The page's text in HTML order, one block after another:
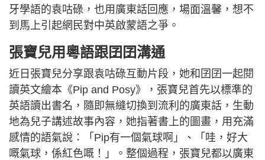
牙學語的袁咕碌，也用廣東話回應，場面溫馨，想不
到馬上引起網民對中英啟蒙語之爭。
張寶兒用粵語跟囝囝溝通
近日張寶兒分享跟袁咕碌互動片段，她和囝囝一起閱
讀英文繪本《Pip and Posy》，張寶兒首先以標準的
英語讀出書名，隨即無縫切換到流利的廣東話，生動
地為兒子講述故事內容，她指著書上的圖畫，用充滿
感情的語氣說：「Pip有一個氣球啊」、「哇，好大
嘅氣球，係紅色嘅！」。整個過程，張寶兒都以廣東